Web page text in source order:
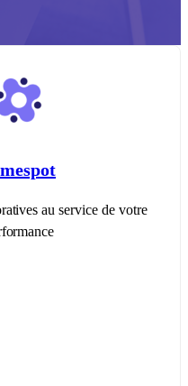
au service de votre